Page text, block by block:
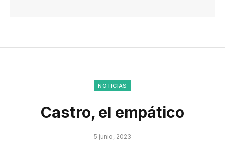
NOTICIAS
Castro, el empático
5 junio, 2023